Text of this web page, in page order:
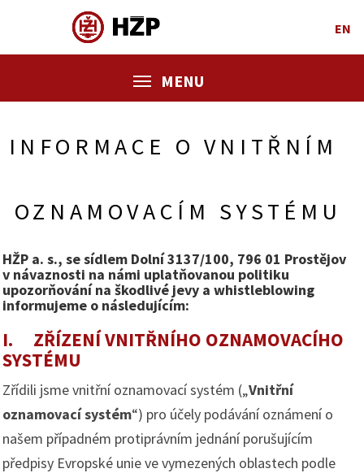
EN
MENU
INFORMACE O VNITŘNÍM
OZNAMOVACÍM SYSTÉMU
HŽP a. s., se sídlem Dolní 3137/100, 796 01 Prostějov
v návaznosti na námi uplatňovanou politiku
upozorňování na škodlivé jevy a whistleblowing
informujeme o následujícím:
I. ZŘÍZENÍ VNITŘNÍHO OZNAMOVACÍHO
SYSTÉMU
Zřídili jsme vnitřní oznamovací systém („Vnitřní
oznamovací systém“) pro účely podávání oznámení o
našem případném protiprávním jednání porušujícím
předpisy Evropské unie ve vymezených oblastech podle